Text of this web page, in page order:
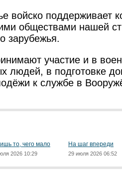
войско поддерживает
обществами нашей
зарубежья.
участие и в
людей, в подготовке
к службе в
то, чего мало
2026 10:29
На шаг впереди
29 июля 2026 06:52